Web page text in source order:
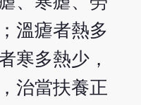
溫瘧者熱多
寒多熱少，
治當扶養正